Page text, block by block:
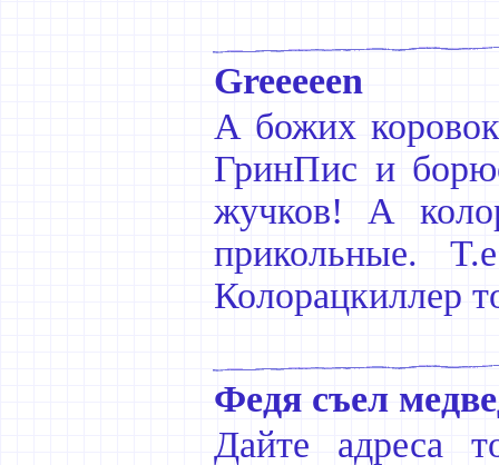
Greeeeen
А божих
ГринПис и
жучков! А
прикольные.
Колорацкиллер
Федя съел
Дайте адреса